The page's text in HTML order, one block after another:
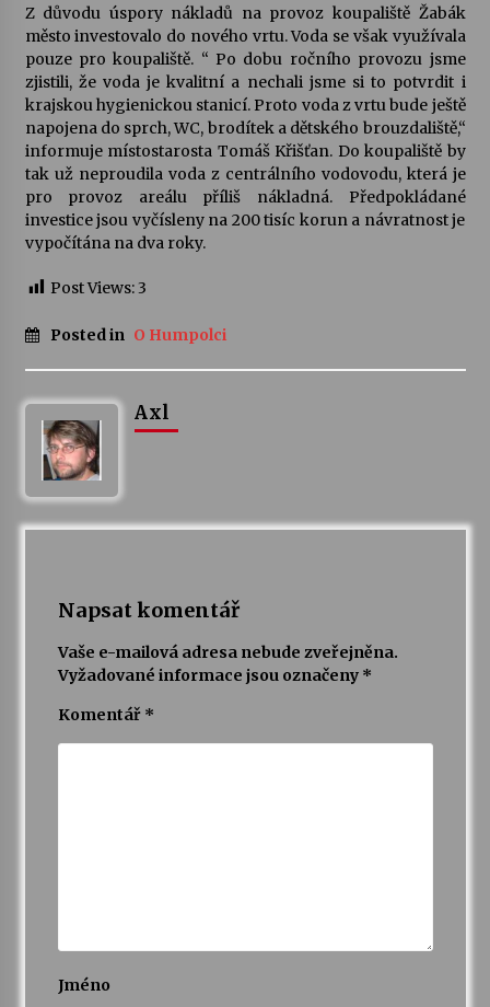
Veselí muzikanti
30. 7. 2026
Pozvánka na integrační festival Quijotova
šedesátka: 28. 7.–1. 8. 2026
28. 7. 2026
Letní koncerty ve Stromovce: Kolchoz a
23. 7. 2026
Ozvěny prázdnin
14. 7. 2026
Za kulturou kousek za Humpolec. V Želivě ožije
Petr Adamec – Malovaný svět
Z důvodu úspory nákladů na provoz koupaliště Žabák
město investovalo do nového vrtu. Voda se však využívala
pouze pro koupaliště. “ Po dobu ročního provozu jsme
zjistili, že voda je kvalitní a nechali jsme si to potvrdit i
krajskou hygienickou stanicí. Proto voda z vrtu bude ještě
napojena do sprch, WC, brodítek a dětského brouzdaliště,“
informuje místostarosta Tomáš Křišťan. Do koupaliště by
tak už neproudila voda z centrálního vodovodu, která je
pro provoz areálu příliš nákladná. Předpokládané
investice jsou vyčísleny na 200 tisíc korun a návratnost je
vypočítána na dva roky.
Post Views:3
Posted in O Humpolci
Axl
Napsat komentář
Vaše e-mailová adresa nebude zveřejněna.
Vyžadované informace jsou označeny *
Komentář *
Jméno